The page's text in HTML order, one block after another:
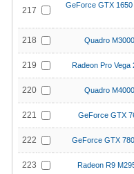
217
GeForce GTX
218 Quadro
219 Radeon Pro Vega
220 Quadro
221 GeForce GTX
222 GeForce GTX
223 Radeon R9